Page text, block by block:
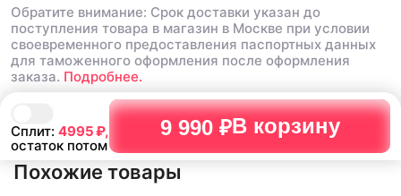
Сплит: 4995₽,
остаток потом
9 990 ₽В корзину
Обратите внимание: Срок доставки указан до
поступления товара в магазин в Москве при условии
своевременного предоставления паспортных данных
для таможенного оформления после оформления
заказа. Подробнее.
Похожие товары